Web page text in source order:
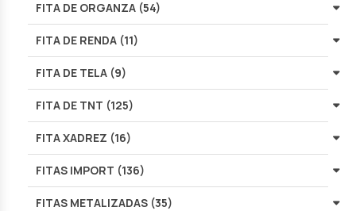
FITA DE ORGANZA (54)
FITA DE RENDA (11)
FITA DE TELA (9)
FITA DE TNT (125)
FITA XADREZ (16)
FITAS IMPORT (136)
FITAS METALIZADAS (35)